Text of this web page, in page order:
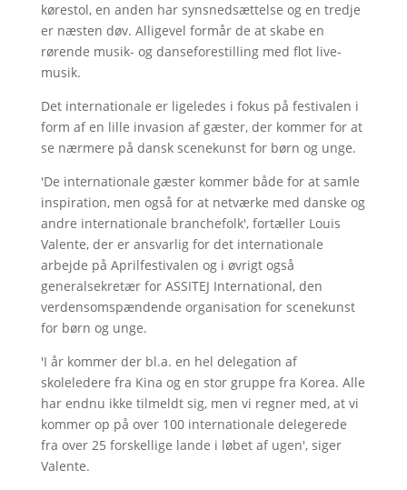
kørestol, en anden har synsnedsættelse og en tredje
er næsten døv. Alligevel formår de at skabe en
rørende musik- og danseforestilling med flot live-
musik.
Det internationale er ligeledes i fokus på festivalen i
form af en lille invasion af gæster, der kommer for at
se nærmere på dansk scenekunst for børn og unge.
'De internationale gæster kommer både for at samle
inspiration, men også for at netværke med danske og
andre internationale branchefolk', fortæller Louis
Valente, der er ansvarlig for det internationale
arbejde på Aprilfestivalen og i øvrigt også
generalsekretær for ASSITEJ International, den
verdensomspændende organisation for scenekunst
for børn og unge.
'I år kommer der bl.a. en hel delegation af
skoleledere fra Kina og en stor gruppe fra Korea. Alle
har endnu ikke tilmeldt sig, men vi regner med, at vi
kommer op på over 100 internationale delegerede
fra over 25 forskellige lande i løbet af ugen', siger
Valente.